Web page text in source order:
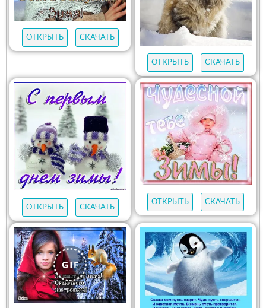
ОТКРЫТЬ СКАЧАТЬ
ОТКРЫТЬ СКАЧАТЬ
ОТКРЫТЬ СКАЧАТЬ
ОТКРЫТЬ СКАЧАТЬ